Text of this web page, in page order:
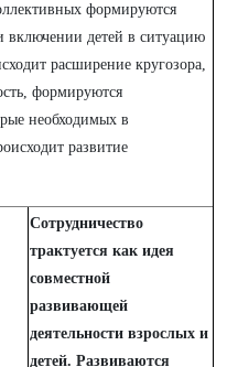
формируются
включении детей в ситуацию
расширение кругозора,
формируются
необходимых в
развитие
Сотрудничество
трактуется как идея
совместной
развивающей
деятельности взрослых и
детей. Развиваются